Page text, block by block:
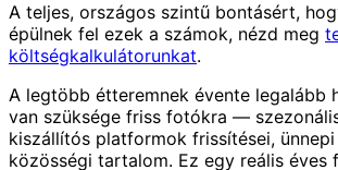
A teljes, országos szintű bontásért,
épülnek fel ezek a számok, nézd meg
költségkalkulátorunkat.
A legtöbb étteremnek évente legalább
van szüksége friss fotókra —
kiszállítós platformok frissítései,
közösségi tartalom. Ez egy reális éves